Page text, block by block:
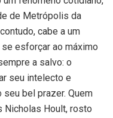
de Metrópolis da
cabe a um
esforçar ao máximo
a salvo: o
seu intelecto e
seu bel prazer. Quem
Nicholas Hoult, rosto